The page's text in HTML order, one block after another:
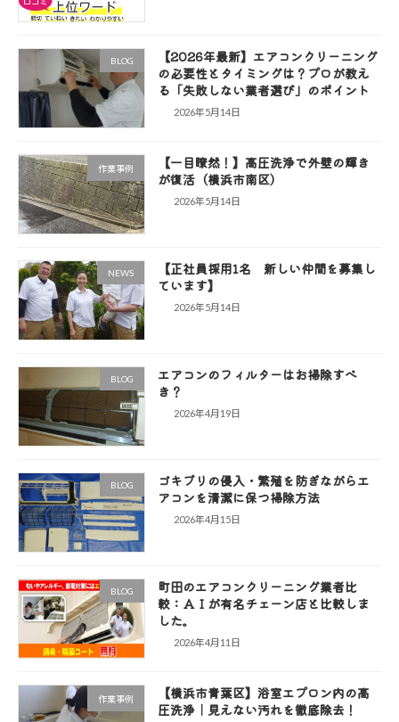
ジ
BLOG
【2026年最新】エアコンクリーニング
の必要性とタイミングは？プロが教え
る「失敗しない業者選び」のポイント
2026年5月14日
作業事例
【一目瞭然！】高圧洗浄で外壁の輝き
が復活（横浜市南区）
2026年5月14日
NEWS
【正社員採用1名 新しい仲間を募集し
ています】
2026年5月14日
BLOG
エアコンのフィルターはお掃除すべ
き？
2026年4月19日
BLOG
ゴキブリの侵入・繁殖を防ぎながらエ
アコンを清潔に保つ掃除方法
2026年4月15日
BLOG
町田のエアコンクリーニング業者比
較：ＡＩが有名チェーン店と比較しま
した。
2026年4月11日
作業事例
【横浜市青葉区】浴室エプロン内の高
圧洗浄｜見えない汚れを徹底除去！